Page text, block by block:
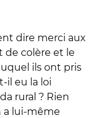
dire merci aux
de colère et le
ils ont pris
il eu la loi
rural ? Rien
a lui-même